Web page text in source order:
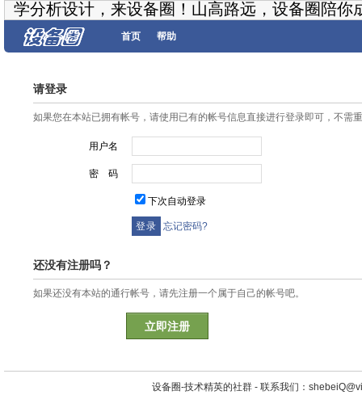
学分析设计，来设备圈！山高路远，设备圈陪你
首页 帮助
请登录
如果您在本站已拥有帐号，请使用已有的帐号信息直接进行登录即可，不需
用户名
密 码
下次自动登录
忘记密码?
还没有注册吗？
如果还没有本站的通行帐号，请先注册一个属于自己的帐号吧。
立即注册
设备圈-技术精英的社群 - 联系我们：